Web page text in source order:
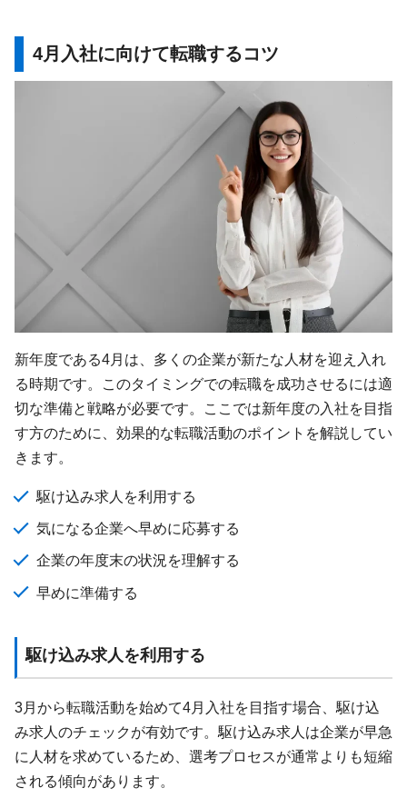
4月入社に向けて転職するコツ
新年度である4月は、多くの企業が新たな人材を迎え入れ
る時期です。このタイミングでの転職を成功させるには適
切な準備と戦略が必要です。ここでは新年度の入社を目指
す方のために、効果的な転職活動のポイントを解説してい
きます。
駆け込み求人を利用する
気になる企業へ早めに応募する
企業の年度末の状況を理解する
早めに準備する
駆け込み求人を利用する
3月から転職活動を始めて4月入社を目指す場合、駆け込
み求人のチェックが有効です。駆け込み求人は企業が早急
に人材を求めているため、選考プロセスが通常よりも短縮
される傾向があります。